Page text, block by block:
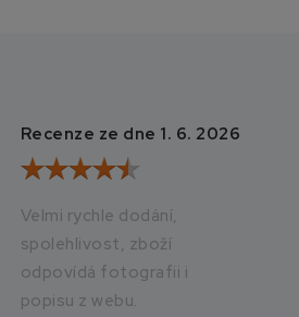
Recenze ze dne 1. 6. 2026
Velmi rychle dodání,
spolehlivost, zboží
odpovídá fotografii i
popisu z webu.